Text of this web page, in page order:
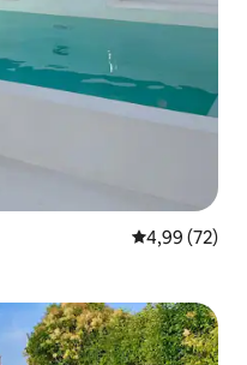
4,99 de uma
4,99 (72)
hóspedes